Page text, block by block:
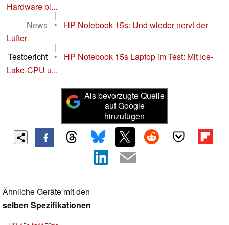
Hardware bl...
|
News
•
HP Notebook 15s: Und wieder nervt der
Lüfter
|
Testbericht
•
HP Notebook 15s Laptop im Test: Mit Ice-
Lake-CPU u...
Als bevorzugte Quelle
auf Google
hinzufügen
Ähnliche Geräte mit den
selben Spezifikationen